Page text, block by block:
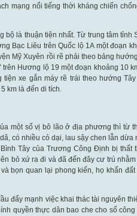
mạng nổi tiếng thời kháng chiến
bộ là thuận tiện nhất. Từ trung tâm tỉnh
Bạc Liêu trên Quốc lộ 1A một đoạn
Mỹ Xuyên rồi rẽ phải theo bảng
trên Hương lộ 19 một đoạn khoảng 10
tiện xe gắn máy rẽ trái theo hướng
km là đến di tích.
một số vị bô lão ở địa phương thì từ
có nhiều cỏ dại, lau sậy chen lẫn dừa
Tây của Trương Công Định bị thất
bỏ xứ ra đi và đã đến đây cư trú
bọn quan lại phong kiến, họ khẩn
đẩy mạnh việc khai thác tài nguyên
quyền thực dân bao che cho số